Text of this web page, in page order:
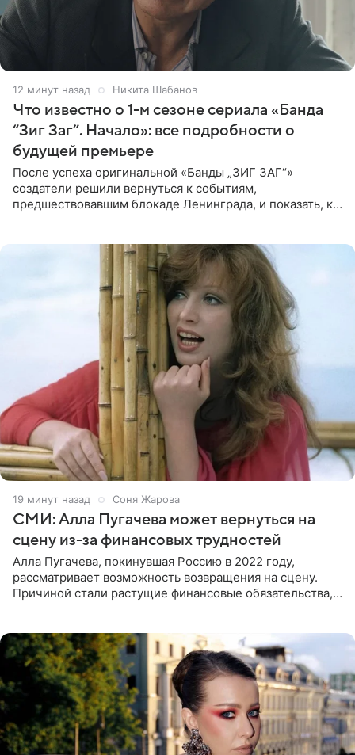
12 минут назад Никита Шабанов
Что известно о 1-м сезоне сериала «Банда
“Зиг Заг”. Начало»: все подробности о
будущей премьере
После успеха оригинальной «Банды „ЗИГ ЗАГ“»
создатели решили вернуться к событиям,
предшествовавшим блокаде Ленинграда, и показать, как
19 минут назад Соня Жарова
СМИ: Алла Пугачева может вернуться на
сцену из-за финансовых трудностей
Алла Пугачева, покинувшая Россию в 2022 году,
рассматривает возможность возвращения на сцену.
Причиной стали растущие финансовые обязательства,